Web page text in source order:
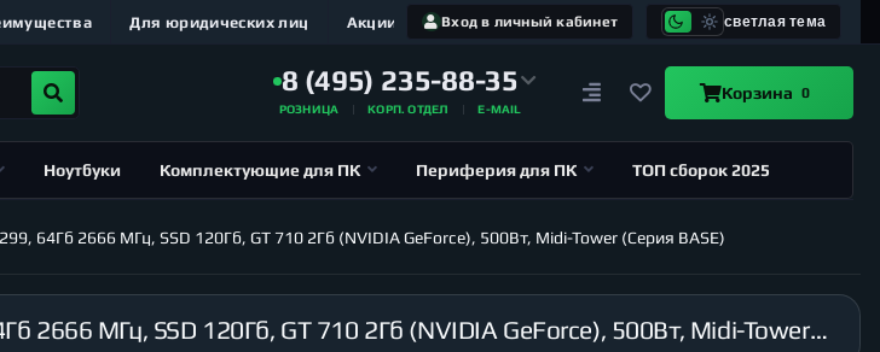
Вход в личный кабинет светлая тема
Для юридических лиц Акции
8 (495) 235-88-35
РОЗНИЦА КОРП. ОТДЕЛ E-MAIL
Корзина 0
Ноутбуки Комплектующие для ПК Периферия для ПК ТОП сборок 2025
64Гб 2666 МГц, SSD 120Гб, GT 710 2Гб (NVIDIA GeForce), 500Вт, Midi-Tower (Серия BASE)
Компьютер GANSOR-105032 Intel i9-10980XE 3.0 ГГц, X299, 64Гб 2666 МГц, SSD 120Гб, GT 710 2Гб (NVIDIA GeForce), 500Вт, Midi-Tower (Серия BASE)